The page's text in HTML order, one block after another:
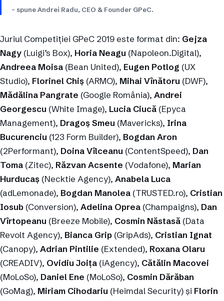
– spune Andrei Radu, CEO & Founder GPeC.
Juriul Competiției GPeC 2019 este format din: Gejza
Nagy (Luigi’s Box), Horia Neagu (Napoleon.Digital),
Andreea Moisa (Bean United), Eugen Potlog (UX
Studio), Florinel Chiș (ARMO), Mihai Vînătoru (DWF),
Mădălina Pangrate (Google România), Andrei
Georgescu (White Image), Lucia Ciucă (Epyca
Management), Dragoș Smeu (Mavericks), Irina
Bucurenciu (123 Form Builder), Bogdan Aron
(2Performant), Doina Vîlceanu (ContentSpeed), Dan
Toma (Zitec), Răzvan Acsente (Vodafone), Marian
Hurducaș (Necktie Agency), Anabela Luca
(adLemonade), Bogdan Manolea (TRUSTED.ro), Cristian
Iosub (Conversion), Adelina Oprea (Champaigns), Dan
Vîrtopeanu (Breeze Mobile), Cosmin Năstasă (Data
Revolt Agency), Bianca Grip (GripAds), Cristian Ignat
(Canopy), Adrian Pintilie (Extended), Roxana Olaru
(CREADIV), Ovidiu Joița (iAgency), Cătălin Macovei
(MoLoSo), Daniel Ene (MoLoSo), Cosmin Dărăban
(GoMag), Miriam Cihodariu (Heimdal Security) și Florin